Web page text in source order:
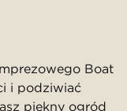
Boat
i podziwiać
piękny ogród